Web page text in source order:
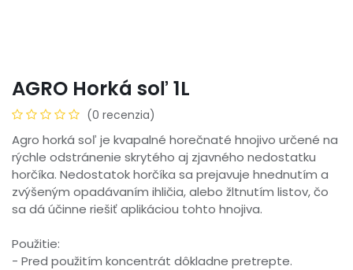
AGRO Horká soľ 1L
(0 recenzia)
Agro horká soľ je kvapalné horečnaté hnojivo určené na
rýchle odstránenie skrytého aj zjavného nedostatku
horčíka. Nedostatok horčíka sa prejavuje hnednutím a
zvýšeným opadávaním ihličia, alebo žltnutím listov, čo
sa dá účinne riešiť aplikáciou tohto hnojiva.
Použitie:
- Pred použitím koncentrát dôkladne pretrepte.